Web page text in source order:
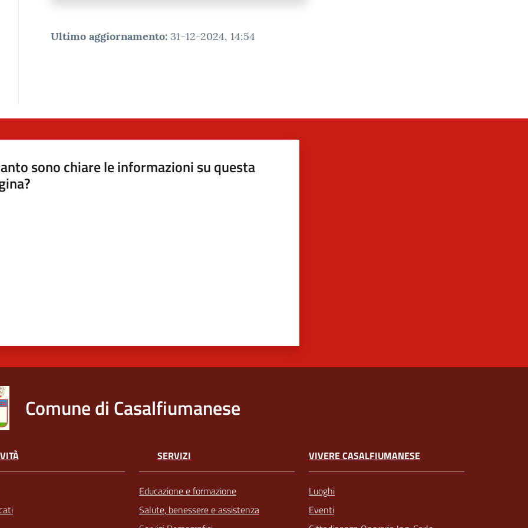
Ultimo aggiornamento: 31-12-2024, 14:54
sono chiare le informazioni su questa
Comune di Casalfiumanese
SERVIZI
Educazione e formazione
Salute, benessere e assistenza
VIVERE CASALFIUMANESE
Luoghi
Eventi